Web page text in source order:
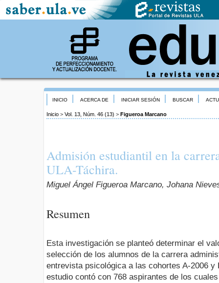
INICIO ACERCA DE INICIAR SESIÓN BUSCAR
Inicio > Vol. 13, Núm. 46 (13) > Figueroa Marcano
Admisión estudiantil en la
ULA-Táchira.
Miguel Ángel Figueroa Marcano, Johana
Resumen
Esta investigación se planteó determinar el
selección de los alumnos de la carrera
entrevista psicológica a las cohortes A-2006 y
estudio contó con 768 aspirantes de los